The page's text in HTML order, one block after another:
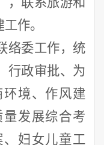
工作。
络委工作，统
行政审批、为
境、 作风建
量发展综合考
、 妇女儿童工